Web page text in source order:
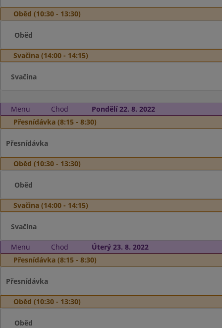
Oběd (10:30 - 13:30)
Oběd
Svačina (14:00 - 14:15)
Svačina
Menu Chod
Pondělí 22. 8. 2022
Přesnídávka (8:15 - 8:30)
Přesnídávka
Oběd (10:30 - 13:30)
Oběd
Svačina (14:00 - 14:15)
Svačina
Menu Chod
Úterý 23. 8. 2022
Přesnídávka (8:15 - 8:30)
Přesnídávka
Oběd (10:30 - 13:30)
Oběd